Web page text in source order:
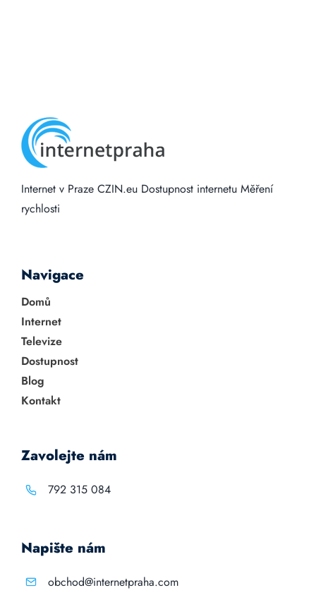
Internet v Praze CZIN.eu Dostupnost internetu Měření
rychlosti
Navigace
Domů
Internet
Televize
Dostupnost
Blog
Kontakt
Zavolejte nám
792 315 084
Napište nám
obchod@internetpraha.com